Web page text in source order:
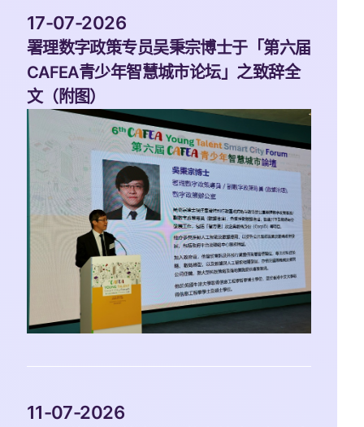
17-07-2026
署理数字政策专员吴秉宗博士于「第六届
CAFEA青少年智慧城市论坛」之致辞全
文（附图）
11-07-2026